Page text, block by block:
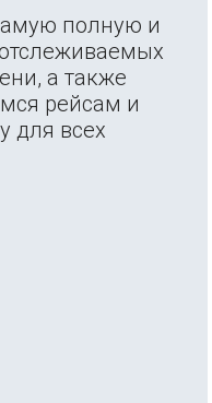
полную и
а также
рейсам и
для всех